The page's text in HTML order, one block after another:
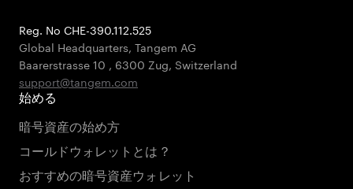
Reg. No CHE-390.112.525
Global Headquarters, Tangem AG
Baarerstrasse 10 , 6300 Zug, Switzerland
support@tangem.com
始める
暗号資産の始め方
コールドウォレットとは？
おすすめの暗号資産ウォレット